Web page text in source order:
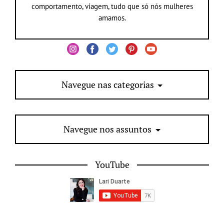
comportamento, viagem, tudo que só nós mulheres
amamos.
Navegue nas categorias
Navegue nos assuntos
YouTube